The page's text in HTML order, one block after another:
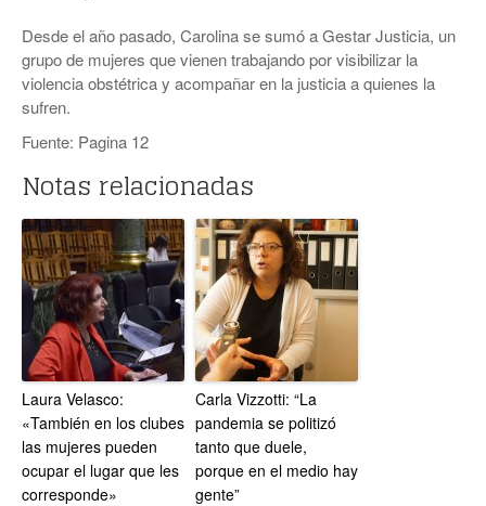
Desde el año pasado, Carolina se sumó a Gestar Justicia, un
grupo de mujeres que vienen trabajando por visibilizar la
violencia obstétrica y acompañar en la justicia a quienes la
sufren.
Fuente: Pagina 12
Notas relacionadas
Laura Velasco:
«También en los clubes
las mujeres pueden
ocupar el lugar que les
corresponde»
Carla Vizzotti: “La
pandemia se politizó
tanto que duele,
porque en el medio hay
gente”